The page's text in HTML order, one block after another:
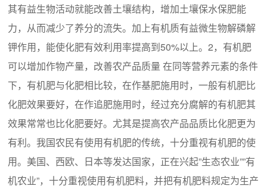
其有益生物活动就能改善土壤结构，增加土壤保水保肥能
力，从而减少了养分的流失。加上有机质有益微生物解磷解
钾作用，能使化肥有效利用率提高到50%以上。2，有机肥
可以增加作物产量，改善农产品质量 在同等营养元素的条件
下，有机肥与化肥相比较，在作基肥施用时，一般有机肥比
化肥效果要好，在作追肥施用时，经过充分腐解的有机肥其
效果常常也比化肥要好。尤其是提高农产品品质比化肥更为
有利。我国农民有使用有机肥的传统，十分重视有机肥的使
用。美国、西欧、日本等发达国家，正在兴起”生态农业””有
机农业”，十分重视使用有机肥料，并把有机肥料规定为生产